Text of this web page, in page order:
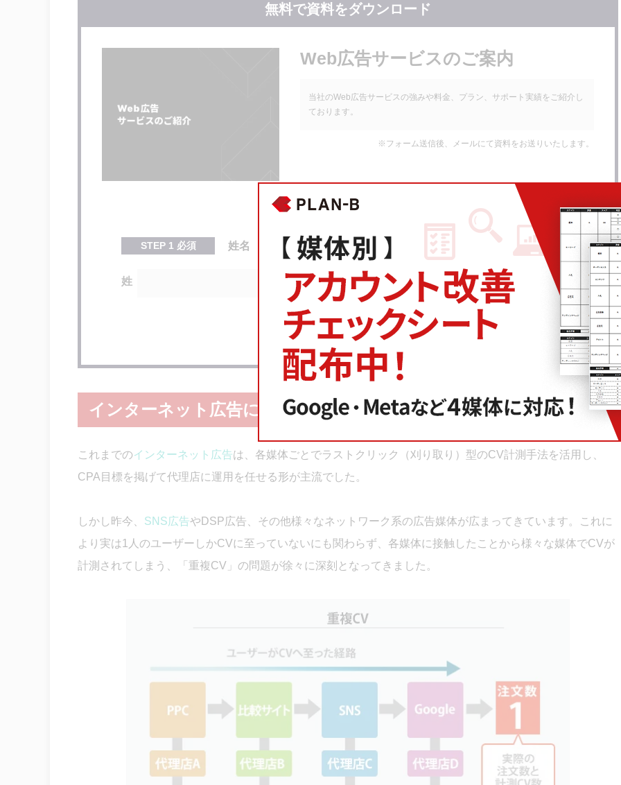
アメリカではもう当たり前！アトリビューション分析の現状
無料で資料をダウンロード
Web広告サービスのご案内
当社のWeb広告サービスの強みや料金、プラン、サポート実績をご紹介し
ております。
※フォーム送信後、メールにて資料をお送りいたします。
STEP 1 必須 姓名
姓 名
次へ
インターネット広告におけるCV計測のジレンマ
これまでのインターネット広告は、各媒体ごとでラストクリック（刈り取り）型のCV計測手法を活用し、
CPA目標を掲げて代理店に運用を任せる形が主流でした。
しかし昨今、 SNS広告やDSP広告、その他様々なネットワーク系の広告媒体が広まってきています。これに
より実は1人のユーザーしかCVに至っていないにも関わらず、各媒体に接触したことから様々な媒体でCVが
計測されてしまう、「重複CV」の問題が徐々に深刻となってきました。